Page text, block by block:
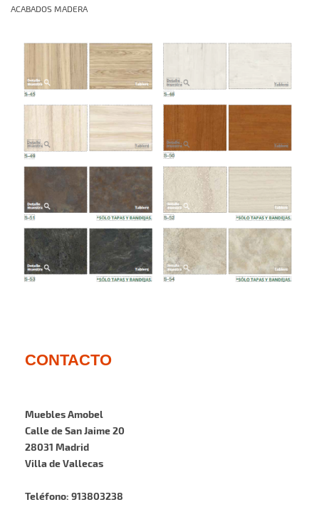
ACABADOS MADERA
CONTACTO
Muebles Amobel
Calle de San Jaime 20
28031 Madrid
Villa de Vallecas
Teléfono: 913803238